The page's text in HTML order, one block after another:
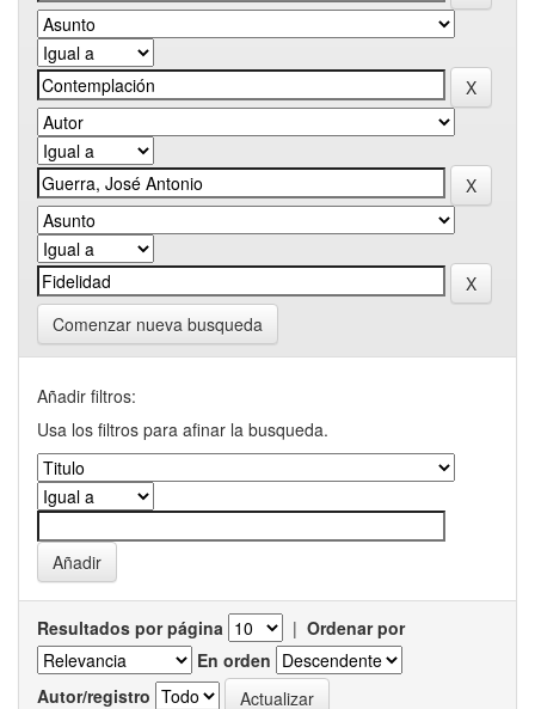
Comenzar nueva busqueda
Añadir filtros:
Usa los filtros para afinar la busqueda.
Resultados por página | Ordenar por
En orden
Autor/registro